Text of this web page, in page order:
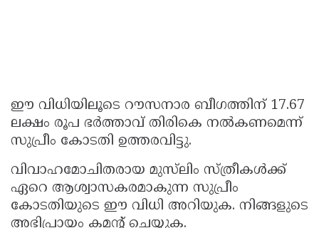
ഈ വിധിയിലൂടെ റൗസനാര ബീഗത്തിന് 17.67
ലക്ഷം രൂപ ഭർത്താവ് തിരികെ നൽകണമെന്ന്
സുപ്രീം കോടതി ഉത്തരവിട്ടു.
വിവാഹമോചിതരായ മുസ്‌ലിം സ്ത്രീകൾക്ക്
ഏറെ ആശ്വാസകരമാകുന്ന സുപ്രീം
കോടതിയുടെ ഈ വിധി അറിയുക. നിങ്ങളുടെ
അഭിപ്രായം കമൻ്റ് ചെയ്യുക.